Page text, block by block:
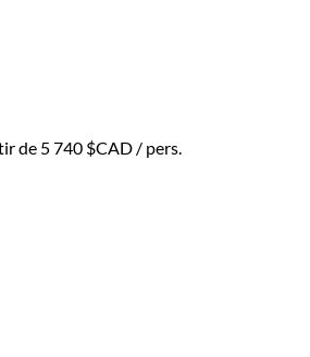
de 5 740 $CAD / pers.